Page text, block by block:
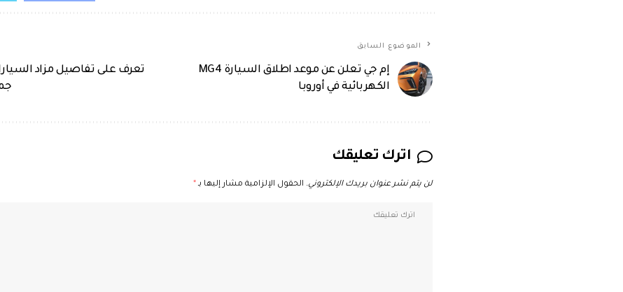
الموضوع السابق
إم جي تعلن عن موعد اطلاق السيارة MG4
الكهربائية في أوروبا
تعرف على تفاصيل مزاد
اترك تعليقك
لن يتم نشر عنوان بريدك الإلكتروني. الحقول الإلزامية مشار إليها بـ*